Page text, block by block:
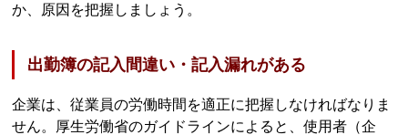
か、原因を把握しましょう。
出勤簿の記入間違い・記入漏れがある
企業は、従業員の労働時間を適正に把握しなければなりま
せん。厚生労働省のガイドラインによると、使用者（企